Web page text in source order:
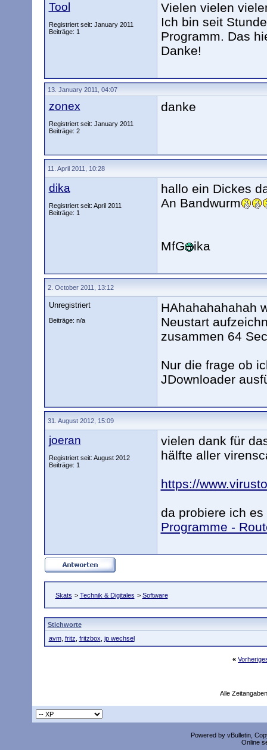
Tool
Registriert seit: January 2011
Beiträge: 1
Vielen vielen
Ich bin seit
Programm. Das
Danke!
13. January 2011, 04:07
zonex
Registriert seit: January 2011
Beiträge: 2
danke
11. April 2011, 10:28
dika
Registriert seit: April 2011
Beiträge: 1
hallo ein Dickes
An Bandwurm
MfG ika
2. October 2011, 13:12
Unregistriert
Beiträge: n/a
HAhahahahahah
Neustart
zusammen 64
Nur die frage ob
JDownloader
31. August 2012, 15:09
joeran
Registriert seit: August 2012
Beiträge: 1
vielen dank für
hälfte aller
https://
da probiere ich
Programme -
Skats > Technik & Digitales > Software
Stichworte
avm, fritz fritzbox ip wechsel
«
Alle
Powered by vBulletin,
Online